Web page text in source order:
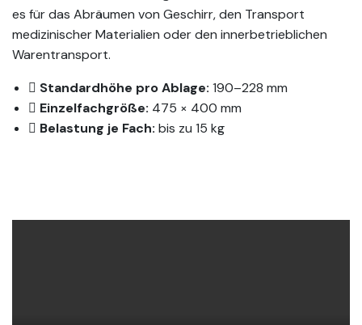
es für das Abräumen von Geschirr, den Transport
medizinischer Materialien oder den innerbetrieblichen
Warentransport.
Standardhöhe pro Ablage: 190–228 mm
Einzelfachgröße: 475 × 400 mm
Belastung je Fach: bis zu 15 kg